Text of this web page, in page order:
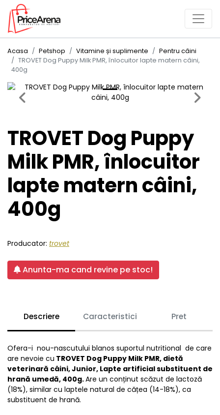
Acasa Petshop Vitamine și suplimente
Pentru câini
TROVET Dog Puppy Milk PMR, înlocuitor lapte matern câini,
400g
Previous Next
TROVET Dog Puppy
Milk PMR, înlocuitor
lapte matern câini,
400g
Producator: trovet
Anunta-ma cand revine pe stoc!
Descriere Caracteristici Pret
Ofera-i nou-nascutului blanos suportul nutritional de care
are nevoie cu TROVET Dog Puppy Milk PMR, dietă
veterinară câini, Junior, Lapte artificial substituent de
hrană umedă, 400g.Are un conținut scăzut de lactoză
(18%), similar cu laptele natural de cățea (14-18%), ca
substituent de hrană.